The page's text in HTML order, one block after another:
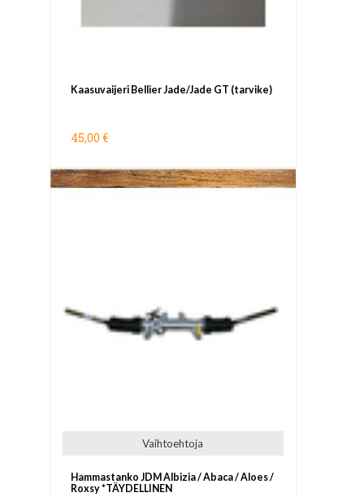
Kaasuvaijeri Bellier Jade/Jade GT (tarvike)
45,00 €
Vaihtoehtoja
Hammastanko JDM Albizia / Abaca / Aloes /
Roxsy *TÄYDELLINEN